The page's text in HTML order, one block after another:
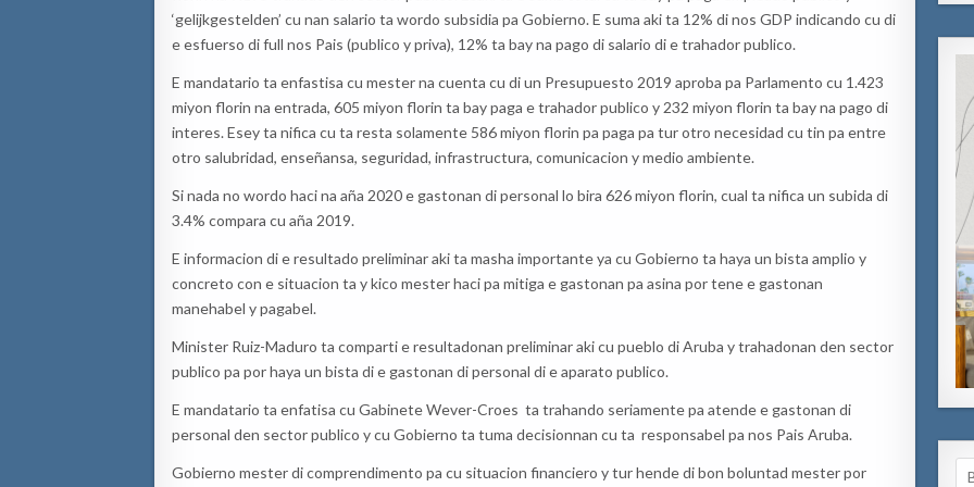
‘gelijkgestelden’ cu nan salario ta wordo subsidia pa Gobierno. E suma aki ta 12% di nos GDP indicando cu di
e esfuerso di full nos Pais (publico y priva), 12% ta bay na pago di salario di e trahador publico.
E mandatario ta enfastisa cu mester na cuenta cu di un Presupuesto 2019 aproba pa Parlamento cu 1.423
miyon florin na entrada, 605 miyon florin ta bay paga e trahador publico y 232 miyon florin ta bay na pago di
interes. Esey ta nifica cu ta resta solamente 586 miyon florin pa paga pa tur otro necesidad cu tin pa entre
otro salubridad, enseñansa, seguridad, infrastructura, comunicacion y medio ambiente.
Si nada no wordo haci na aña 2020 e gastonan di personal lo bira 626 miyon florin, cual ta nifica un subida di
3.4% compara cu aña 2019.
E informacion di e resultado preliminar aki ta masha importante ya cu Gobierno ta haya un bista amplio y
concreto con e situacion ta y kico mester haci pa mitiga e gastonan pa asina por tene e gastonan
manehabel y pagabel.
Minister Ruiz-Maduro ta comparti e resultadonan preliminar aki cu pueblo di Aruba y trahadonan den sector
publico pa por haya un bista di e gastonan di personal di e aparato publico.
E mandatario ta enfatisa cu Gabinete Wever-Croes ta trahando seriamente pa atende e gastonan di
personal den sector publico y cu Gobierno ta tuma decisionnan cu ta responsabel pa nos Pais Aruba.
Gobierno mester di comprendimento pa cu situacion financiero y tur hende di bon boluntad mester por